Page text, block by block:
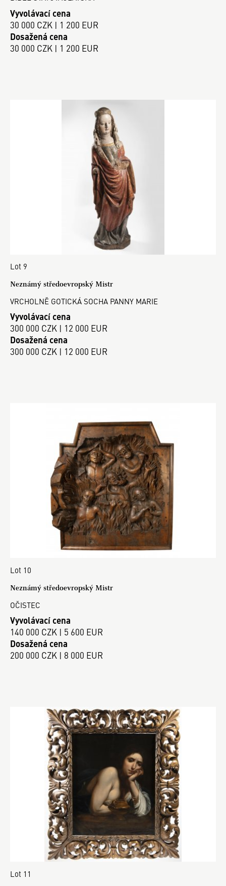
Vyvolávací cena
30 000 CZK | 1 200 EUR
Dosažená cena
30 000 CZK | 1 200 EUR
Lot 9
Neznámý středoevropský Mistr
VRCHOLNĚ GOTICKÁ SOCHA PANNY MARIE
Vyvolávací cena
300 000 CZK | 12 000 EUR
Dosažená cena
300 000 CZK | 12 000 EUR
Lot 10
Neznámý středoevropský Mistr
OČISTEC
Vyvolávací cena
140 000 CZK | 5 600 EUR
Dosažená cena
200 000 CZK | 8 000 EUR
Lot 11